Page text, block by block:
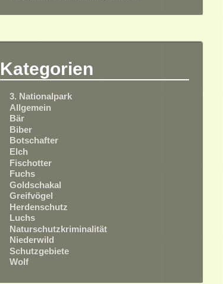
Kategorien
3. Nationalpark
Allgemein
Bär
Biber
Botschafter
Elch
Fischotter
Fuchs
Goldschakal
Greifvögel
Herdenschutz
Luchs
Naturschutzkriminalität
Niederwild
Schutzgebiete
Wolf